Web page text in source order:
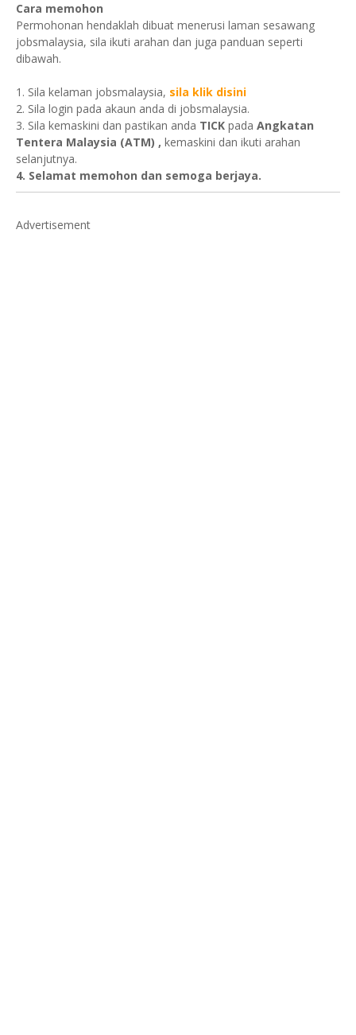
Cara memohon
Permohonan hendaklah dibuat menerusi laman sesawang
jobsmalaysia, sila ikuti arahan dan juga panduan seperti
dibawah.
1. Sila kelaman jobsmalaysia, sila klik disini
2. Sila login pada akaun anda di jobsmalaysia.
3. Sila kemaskini dan pastikan anda TICK pada Angkatan
Tentera Malaysia (ATM) , kemaskini dan ikuti arahan
selanjutnya.
4. Selamat memohon dan semoga berjaya.
Advertisement